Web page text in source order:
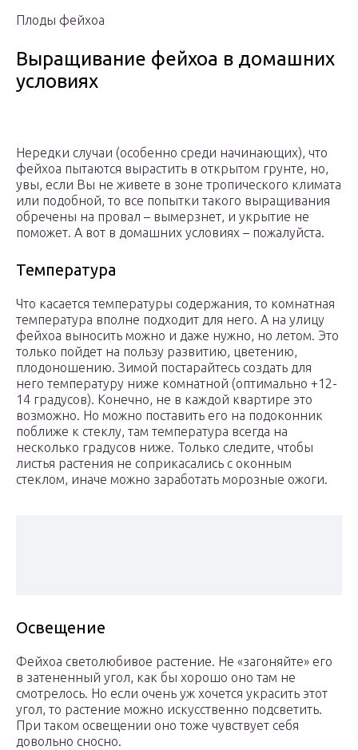
Плоды фейхоа
Выращивание фейхоа в домашних
условиях
Нередки случаи (особенно среди начинающих), что
фейхоа пытаются вырастить в открытом грунте, но,
увы, если Вы не живете в зоне тропического климата
или подобной, то все попытки такого выращивания
обречены на провал – вымерзнет, и укрытие не
поможет. А вот в домашних условиях – пожалуйста.
Температура
Что касается температуры содержания, то комнатная
температура вполне подходит для него. А на улицу
фейхоа выносить можно и даже нужно, но летом. Это
только пойдет на пользу развитию, цветению,
плодоношению. Зимой постарайтесь создать для
него температуру ниже комнатной (оптимально +12-
14 градусов). Конечно, не в каждой квартире это
возможно. Но можно поставить его на подоконник
поближе к стеклу, там температура всегда на
несколько градусов ниже. Только следите, чтобы
листья растения не соприкасались с оконным
стеклом, иначе можно заработать морозные ожоги.
Освещение
Фейхоа светолюбивое растение. Не «загоняйте» его
в затененный угол, как бы хорошо оно там не
смотрелось. Но если очень уж хочется украсить этот
угол, то растение можно искусственно подсветить.
При таком освещении оно тоже чувствует себя
довольно сносно.